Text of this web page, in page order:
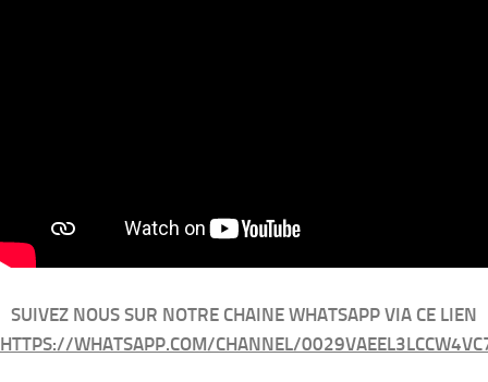
SUIVEZ NOUS SUR NOTRE CHAINE WHATSAPP VIA CE LIEN
HTTPS://WHATSAPP.COM/CHANNEL/